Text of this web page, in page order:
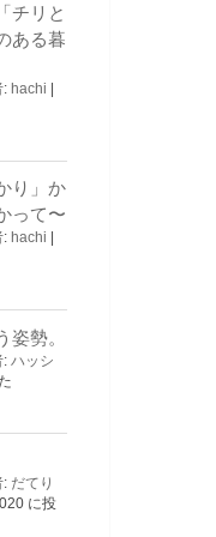
チリと
ある暮
: hachi
り」か
って〜
: hachi
姿勢。
: ハッシ
: だてり
に投